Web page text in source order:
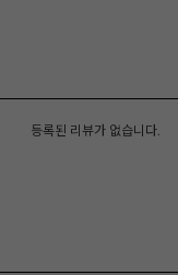
등록된 리뷰가 없습니다.